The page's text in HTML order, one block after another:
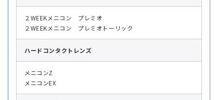
２WEEKメニコン プレミオ
２WEEKメニコン プレミオトーリック
ハード コンタクトレンズ
メニコンZ
メニコンEX